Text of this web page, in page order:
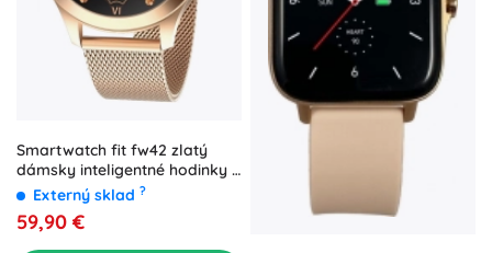
Smartwatch fit fw42 zlatý
dámsky inteligentné hodinky s
kovovým milánskym ťahom
Externý sklad ?
59,90 €